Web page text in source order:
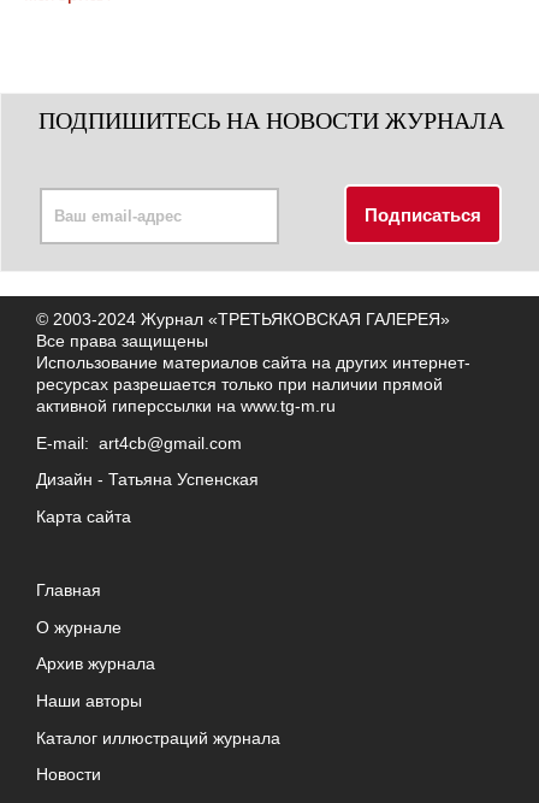
ПОДПИШИТЕСЬ НА НОВОСТИ ЖУРНАЛА
© 2003-2024 Журнал «ТРЕТЬЯКОВСКАЯ ГАЛЕРЕЯ»
Все права защищены
Использование материалов сайта на других интернет-
ресурсах разрешается только при наличии прямой
активной гиперссылки на www.tg-m.ru
E-mail: art4cb@gmail.com
Дизайн - Татьяна Успенская
Карта сайта
Главная
О журнале
Архив журнала
Наши авторы
Каталог иллюстраций журнала
Новости